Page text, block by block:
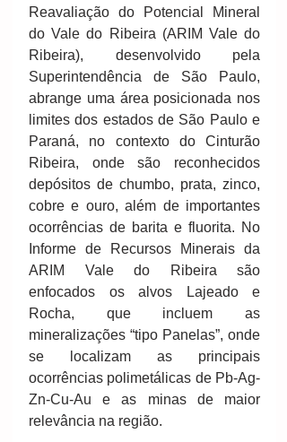
Reavaliação do Potencial Mineral
do Vale do Ribeira (ARIM Vale do
Ribeira), desenvolvido pela
Superintendência de São Paulo,
abrange uma área posicionada nos
limites dos estados de São Paulo e
Paraná, no contexto do Cinturão
Ribeira, onde são reconhecidos
depósitos de chumbo, prata, zinco,
cobre e ouro, além de importantes
ocorrências de barita e fluorita. No
Informe de Recursos Minerais da
ARIM Vale do Ribeira são
enfocados os alvos Lajeado e
Rocha, que incluem as
mineralizações “tipo Panelas”, onde
se localizam as principais
ocorrências polimetálicas de Pb-Ag-
Zn-Cu-Au e as minas de maior
relevância na região.